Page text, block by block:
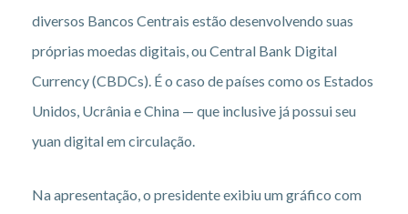
diversos Bancos Centrais estão desenvolvendo suas
próprias moedas digitais, ou Central Bank Digital
Currency (CBDCs). É o caso de países como os Estados
Unidos, Ucrânia e China — que inclusive já possui seu
yuan digital em circulação.
Na apresentação, o presidente exibiu um gráfico com